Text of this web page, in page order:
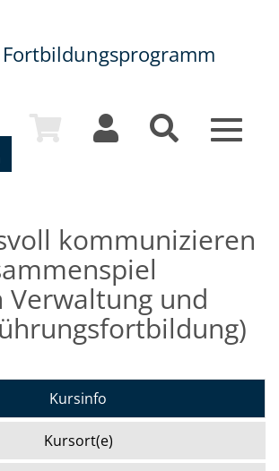
Fortbildungsprogramm
Toggle
kommunizieren
Verwaltung und
Kursinfo
Kursort(e)